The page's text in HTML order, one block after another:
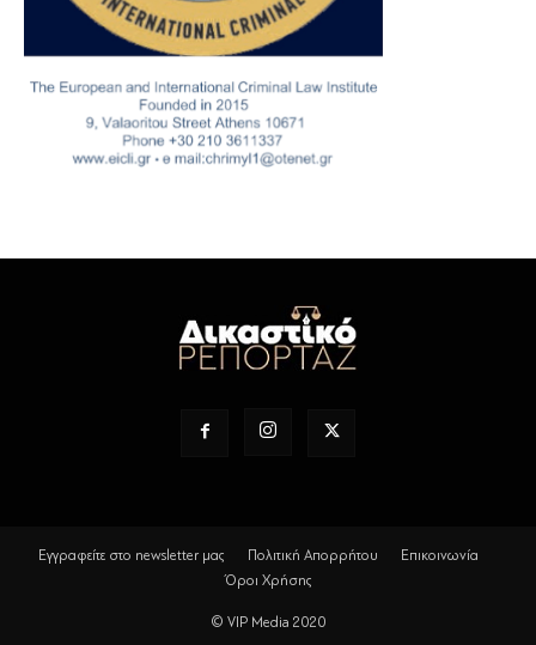
Εγγραφείτε στο newsletter μας Πολιτική Απορρήτου
Επικοινωνία
Όροι Χρήσης
© VIP Media 2020